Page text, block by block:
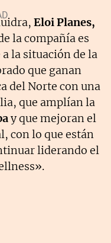
Eloi Planes,
la compañía es
a la situación de la
que ganan
del Norte con una
que amplían la
y que mejoran el
con lo que están
liderando el